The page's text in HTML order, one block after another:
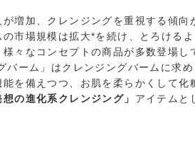
増加、クレンジングを重視する傾向
市場規模は拡大*を続け、とろける
々なコンセプトの商品が多数登場し
ーム」はクレンジングバームに求
を備えつつ、お肌を柔らかくして化
想の進化系クレンジング」 アイテムと